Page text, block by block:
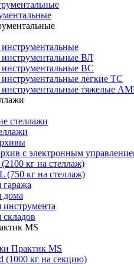
ВЛ
ВС
легкие ТС
тяжелые
стеллажи
с электронным
кг на стеллаж)
(750 кг на стеллаж)
гаража
дома
MS
Практик MS
(1000 кг на секцию)